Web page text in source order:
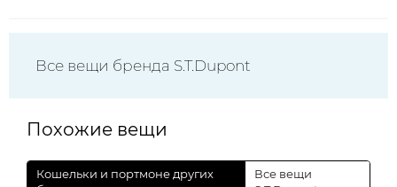
Все вещи бренда S.T.Dupont
Похожие вещи
Кошельки и портмоне других
Все вещи